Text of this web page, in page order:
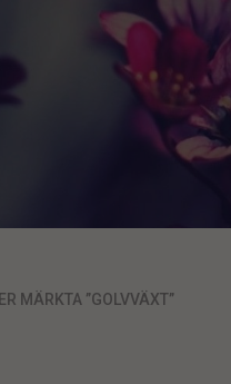
MÄRKTA ”GOLVVÄXT”